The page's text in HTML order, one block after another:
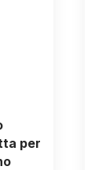
per